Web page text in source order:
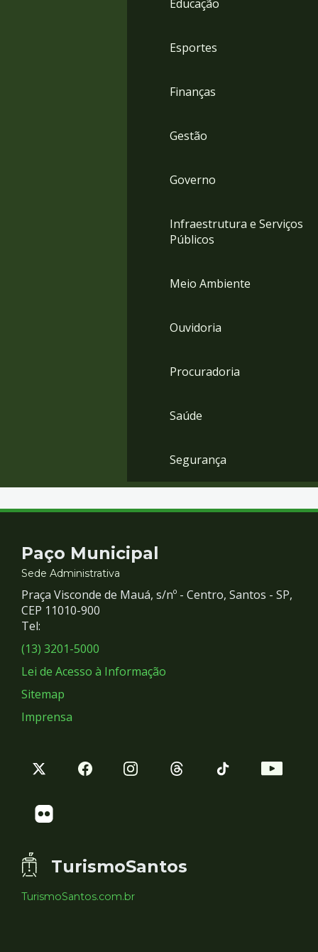
Educação
Esportes
Finanças
Gestão
Governo
Infraestrutura e Serviços
Públicos
Meio Ambiente
Ouvidoria
Procuradoria
Saúde
Segurança
Contato
e
Redes
Sociais
Paço Municipal
Sede Administrativa
Praça Visconde de Mauá, s/nº - Centro, Santos - SP,
CEP 11010-900
Tel:
(13) 3201-5000
Lei de Acesso à Informação
Sitemap
Imprensa
TurismoSantos
TurismoSantos.com.br